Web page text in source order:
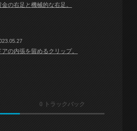
金の右足と機械的な右足。
アの内張を留めるクリップ。
0 トラックバック